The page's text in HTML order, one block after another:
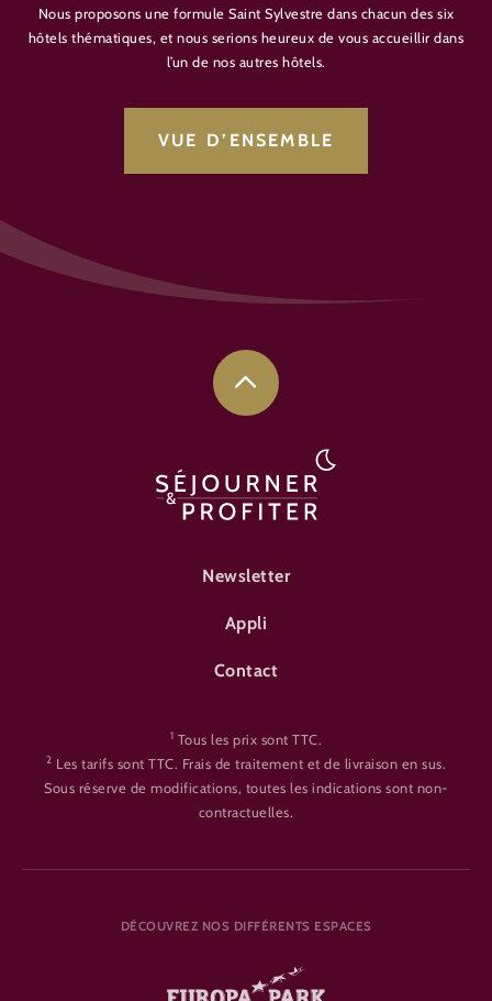
Nous proposons une formule Saint Sylvestre dans chacun des six
hôtels thématiques, et nous serions heureux de vous accueillir dans
l’un de nos autres hôtels.
VUE D’ENSEMBLE
FOOTER-ÜBERNACHTEN
Newsletter
Appli
Contact
1 Tous les prix sont TTC.
2 Les tarifs sont TTC. Frais de traitement et de livraison en sus.
Sous réserve de modifications, toutes les indications sont non-
contractuelles.
DÉCOUVREZ NOS DIFFÉRENTS ESPACES